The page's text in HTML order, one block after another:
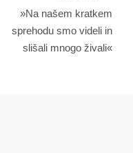
»Na našem kratkem
sprehodu smo videli in
slišali mnogo živali«